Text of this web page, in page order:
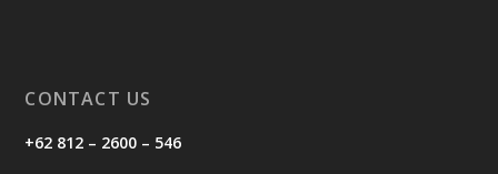
CONTACT US
+62 812 – 2600 – 546